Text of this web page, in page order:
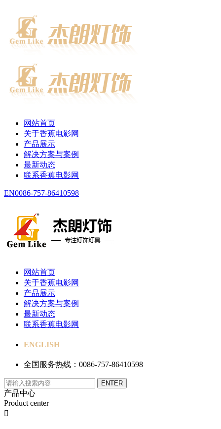
网站首页
关于香蕉电影网
产品展示
解决方案与案例
最新动态
联系香蕉电影网
EN0086-757-86410598
网站首页
关于香蕉电影网
产品展示
解决方案与案例
最新动态
联系香蕉电影网
ENGLISH
全国服务热线：0086-757-86410598
产品中心
Product center
